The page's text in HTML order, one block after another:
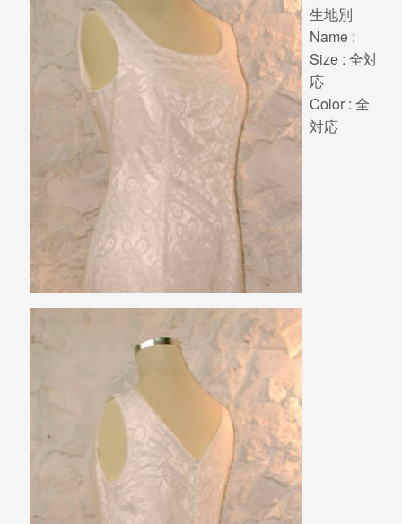
生地別
Name :
Size : 全対
応
Color : 全
対応